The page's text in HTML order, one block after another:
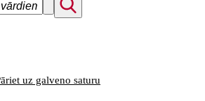
uz galveno saturu